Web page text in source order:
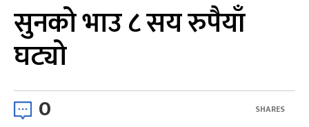
सुनको भाउ ८ सय रुपैयाँ
घट्यो
0 SHARES